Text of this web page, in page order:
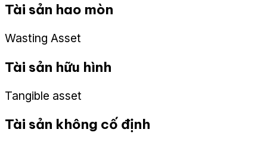
Tài sản hao mòn
Wasting Asset
Tài sản hữu hình
Tangible asset
Tài sản không cố định